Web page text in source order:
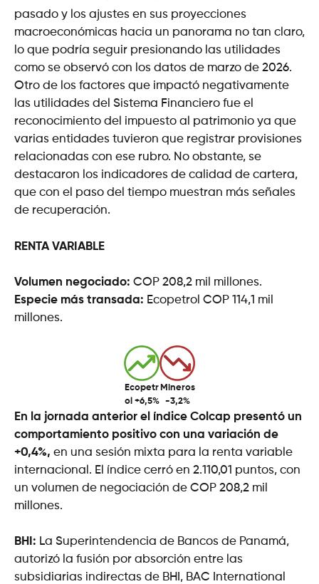
pasado y los ajustes en sus proyecciones
macroeconómicas hacia un panorama no tan claro,
lo que podría seguir presionando las utilidades
como se observó con los datos de marzo de 2026.
Otro de los factores que impactó negativamente
las utilidades del Sistema Financiero fue el
reconocimiento del impuesto al patrimonio ya que
varias entidades tuvieron que registrar provisiones
relacionadas con ese rubro. No obstante, se
destacaron los indicadores de calidad de cartera,
que con el paso del tiempo muestran más señales
de recuperación.
RENTA VARIABLE
Volumen negociado: COP 208,2 mil millones.
Especie más transada: Ecopetrol COP 114,1 mil
millones.
Ecopetr
ol +6,5%
Mineros
-3,2%
En la jornada anterior el índice Colcap presentó un
comportamiento positivo con una variación de
+0,4%, en una sesión mixta para la renta variable
internacional. El índice cerró en 2.110,01 puntos, con
un volumen de negociación de COP 208,2 mil
millones.
BHI: La Superintendencia de Bancos de Panamá,
autorizó la fusión por absorción entre las
subsidiarias indirectas de BHI, BAC International